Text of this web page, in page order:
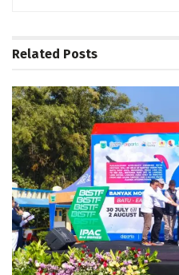
Related Posts